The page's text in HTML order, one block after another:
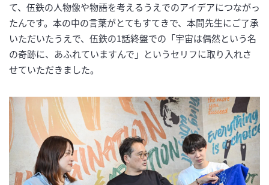
て、伍鉄の人物像や物語を考えるうえでのアイデアにつながっ
たんです。本の中の言葉がとてもすてきで、本間先生にご了承
いただいたうえで、伍鉄の1話終盤での「宇宙は偶然という名
の奇跡に、あふれていますんで」というセリフに取り入れさ
せていただきました。